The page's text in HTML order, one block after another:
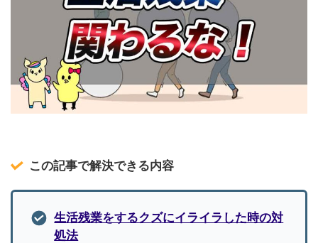
この記事で解決できる内容
生活残業をするクズにイライラした時の対
処法